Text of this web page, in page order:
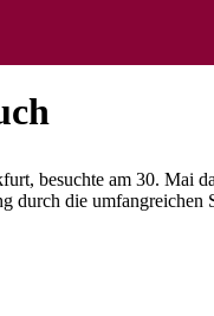
besuchte am 30. Mai
durch die umfangreichen